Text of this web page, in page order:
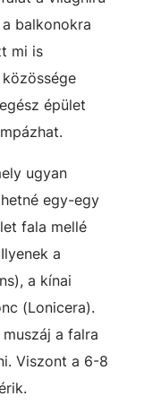
balkonokra
mi is
épület
ugyan
egy-egy
fala mellé
a
a kínai
(Lonicera).
a falra
Viszont a 6-8